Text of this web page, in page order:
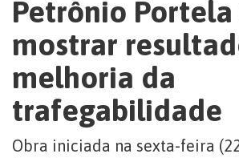
Petrônio
mostrar
melhoria da
trafegabilidade
Obra iniciada na sexta-feira